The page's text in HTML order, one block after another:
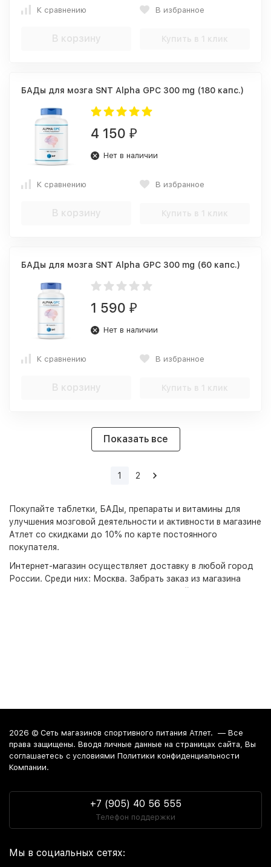
К сравнению В избранное
В корзину Купить в 1 клик
БАДы для мозга SNT Alpha GPC 300 mg (180 капс.)
4 150 ₽
Нет в наличии
К сравнению В избранное
В корзину Купить в 1 клик
БАДы для мозга SNT Alpha GPC 300 mg (60 капс.)
1 590 ₽
Нет в наличии
К сравнению В избранное
В корзину Купить в 1 клик
Показать все
1 2
Покупайте таблетки, БАДы, препараты и витамины для
улучшения мозговой деятельности и активности в магазине
Атлет со скидками до 10% по карте постоянного
покупателя.
Интернет-магазин осуществляет доставку в любой город
России. Среди них: Москва. Забрать заказ из магазина
2026 © Сеть магазинов спортивного питания Атлет. — Все
права защищены. Вводя личные данные на страницах сайта, Вы
соглашаетесь c условиями Политики конфиденциальности
Компании.
+7 (905) 40 56 555
Телефон поддержки
Мы в социальных сетях: